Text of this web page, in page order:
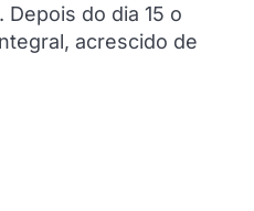
do dia 15 o
acrescido de